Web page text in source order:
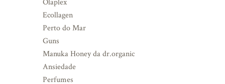
Ecollagen
Perto do Mar
Guns
Manuka Honey da dr.organic
Ansiedade
Perfumes